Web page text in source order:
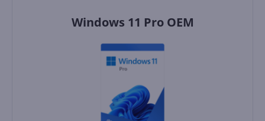
Windows 11 Pro OEM